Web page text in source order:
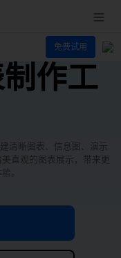
免费试用
作工
清晰图表、信息图、演示
直观的图表展示，带来更
。